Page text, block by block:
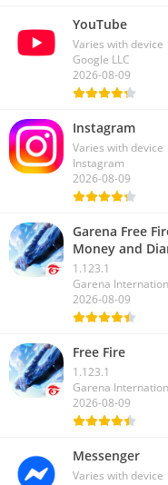
YouTube
Varies with device
Google LLC
2026-08-09
Instagram
Varies with device
Instagram
2026-08-09
Garena Free
Money and
1.123.1
Garena
2026-08-09
Free Fire
1.123.1
Garena
2026-08-09
Messenger
Varies with device